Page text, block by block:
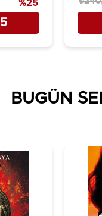
%25
BUGÜN